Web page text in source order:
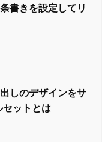
書きを設定してリ
しのデザインをサ
セットとは